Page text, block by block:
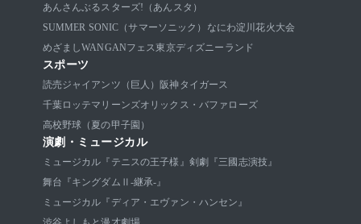
あんさんぶるスターズ!（あんスタ）
SUMMER SONIC（サマーソニック） なにわ淀川花火大会
めざましWANGANフェス東京ディズニーランド
スポーツ
読売ジャイアンツ（巨人）
阪神タイガース
千葉ロッテマリーンズオリックス・バファローズ
高校野球（夏の甲子園）
演劇・ミュージカル
ミュージカル『テニスの王子様』 剣劇『三國志演技』
舞台『キングダムⅡ-継承-』
ミュージカル『ディア・エヴァン・ハンセン』